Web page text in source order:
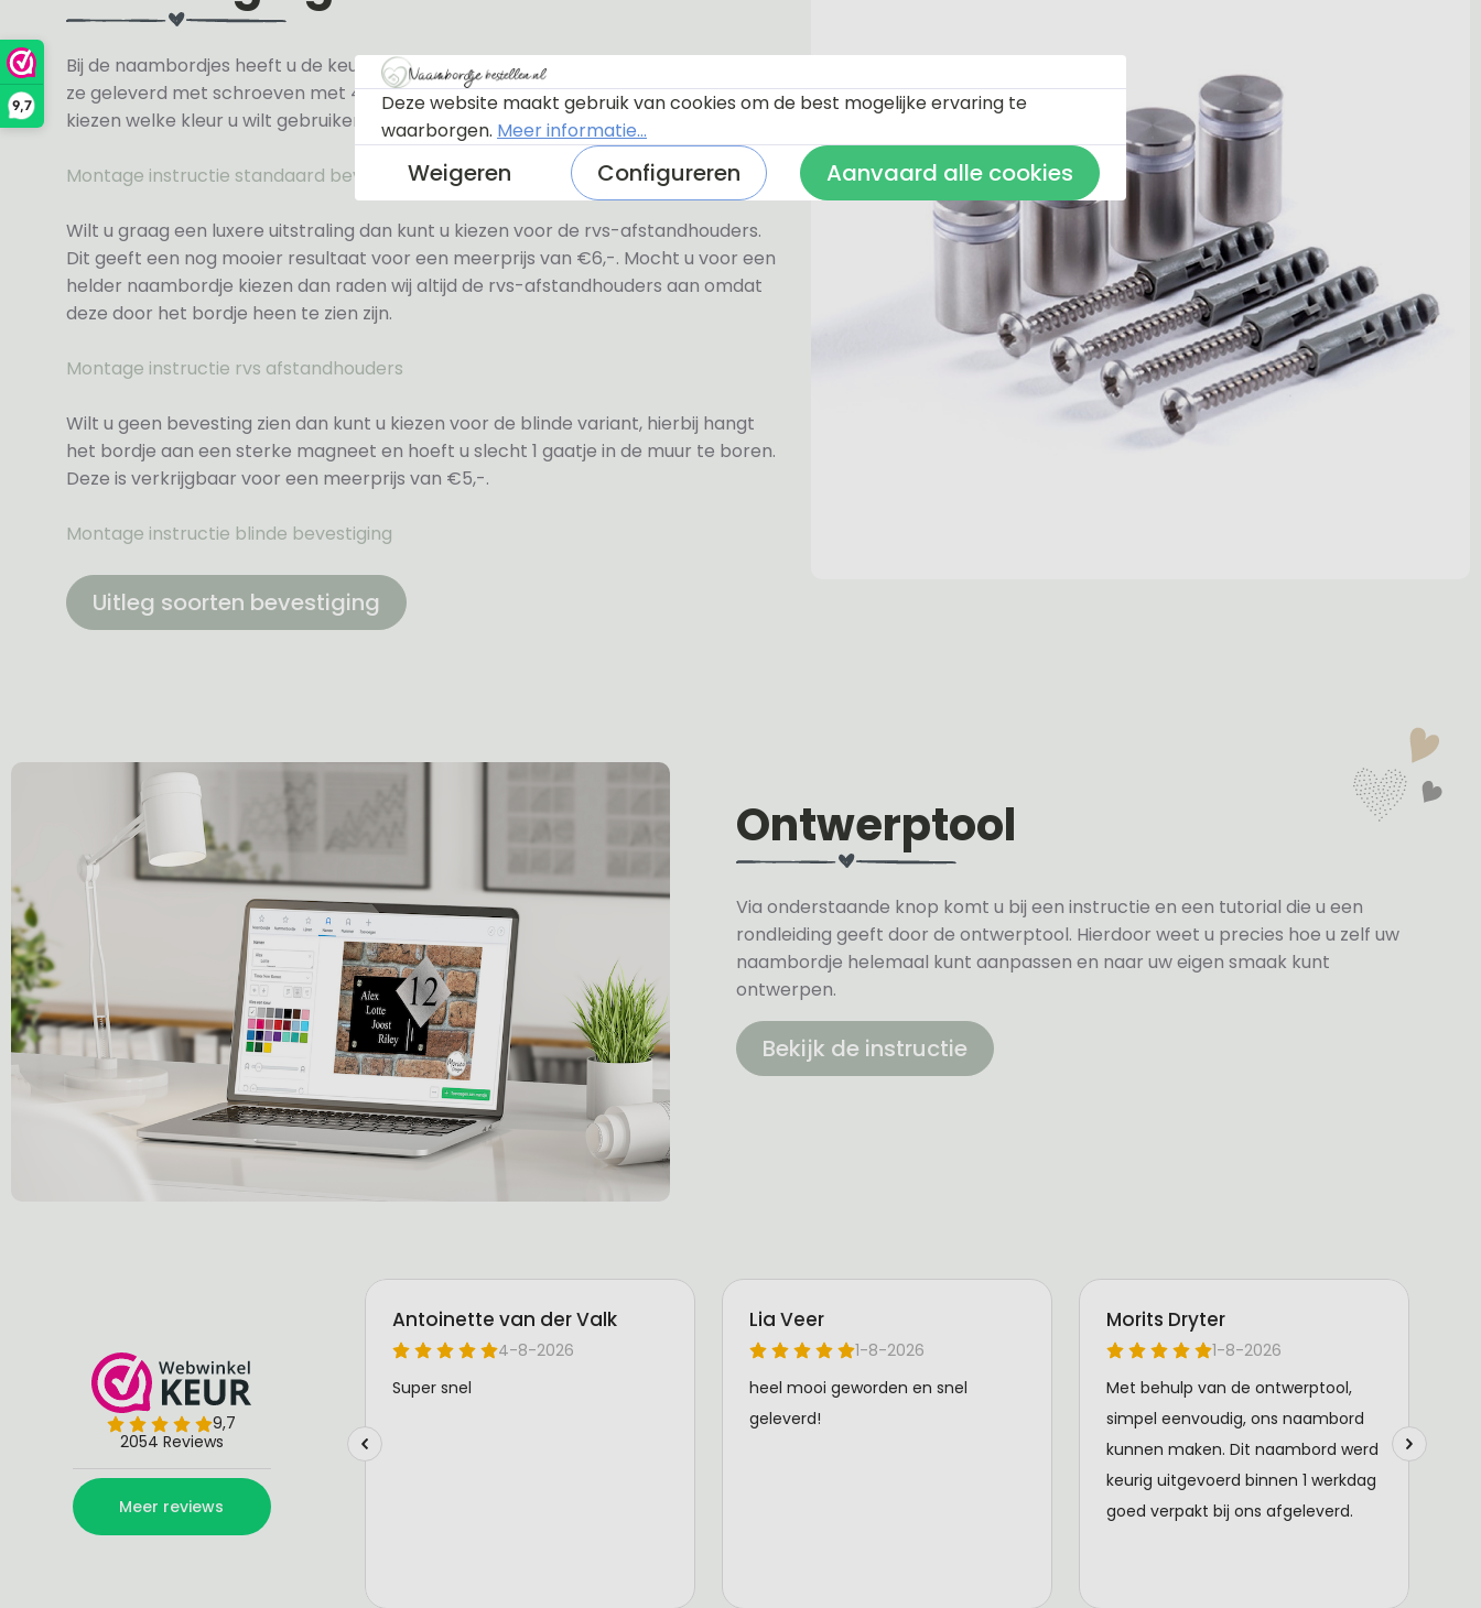
9,7
Bij de naambordjes heeft u de keuze uit 3 soorten bevestiging. Standaard worden
ze geleverd met schroeven met 4 zwarte en 4 witte afdekdopjes zodat u zelf kunt
kiezen welke kleur u wilt gebruiken.
Montage instructie standaard bevestiging
Wilt u graag een luxere uitstraling dan kunt u kiezen voor de rvs-afstandhouders.
Dit geeft een nog mooier resultaat voor een meerprijs van €6,-. Mocht u voor een
helder naambordje kiezen dan raden wij altijd de rvs-afstandhouders aan omdat
deze door het bordje heen te zien zijn.
Montage instructie rvs afstandhouders
Wilt u geen bevesting zien dan kunt u kiezen voor de blinde variant, hierbij hangt
het bordje aan een sterke magneet en hoeft u slecht 1 gaatje in de muur te boren.
Deze is verkrijgbaar voor een meerprijs van €5,-.
Montage instructie blinde bevestiging
Uitleg soorten bevestiging
Ontwerptool
Via onderstaande knop komt u bij een instructie en een tutorial die u een
rondleiding geeft door de ontwerptool. Hierdoor weet u precies hoe u zelf uw
naambordje helemaal kunt aanpassen en naar uw eigen smaak kunt
ontwerpen.
Bekijk de instructie
Deze website maakt gebruik van cookies om de best mogelijke ervaring te
waarborgen. Meer informatie...
Weigeren Configureren Aanvaard alle cookies